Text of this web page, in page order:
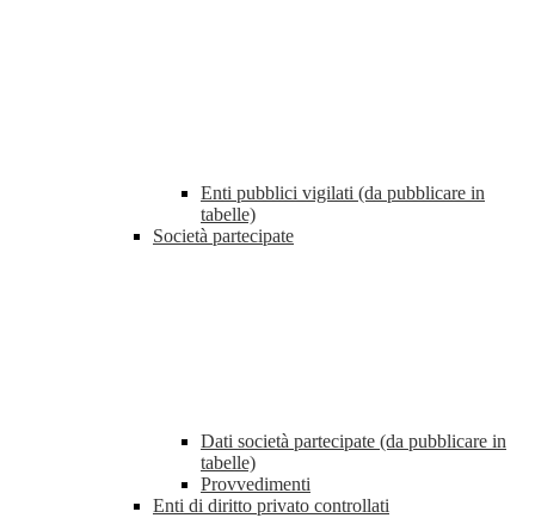
Enti pubblici vigilati (da pubblicare in
tabelle)
Società partecipate
Dati società partecipate (da pubblicare in
tabelle)
Provvedimenti
Enti di diritto privato controllati